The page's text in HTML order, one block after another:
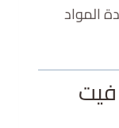
المواد